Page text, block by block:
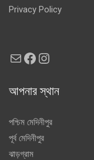
Privacy Policy
MailFacebook
Instagram
আপনার স্থান
পশ্চিম মেদিনীপুর
পূর্ব মেদিনীপুর
ঝাড়গ্রাম